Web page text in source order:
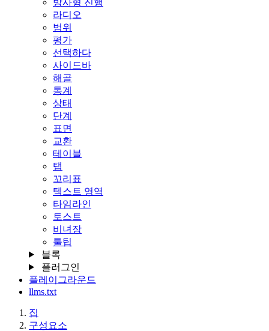
방사형 진행
라디오
범위
평가
선택하다
사이드바
해골
통계
상태
단계
표면
교환
테이블
탭
꼬리표
텍스트 영역
타임라인
토스트
비녀장
툴팁
블록
플러그인
플레이그라운드
llms.txt
집
구성요소